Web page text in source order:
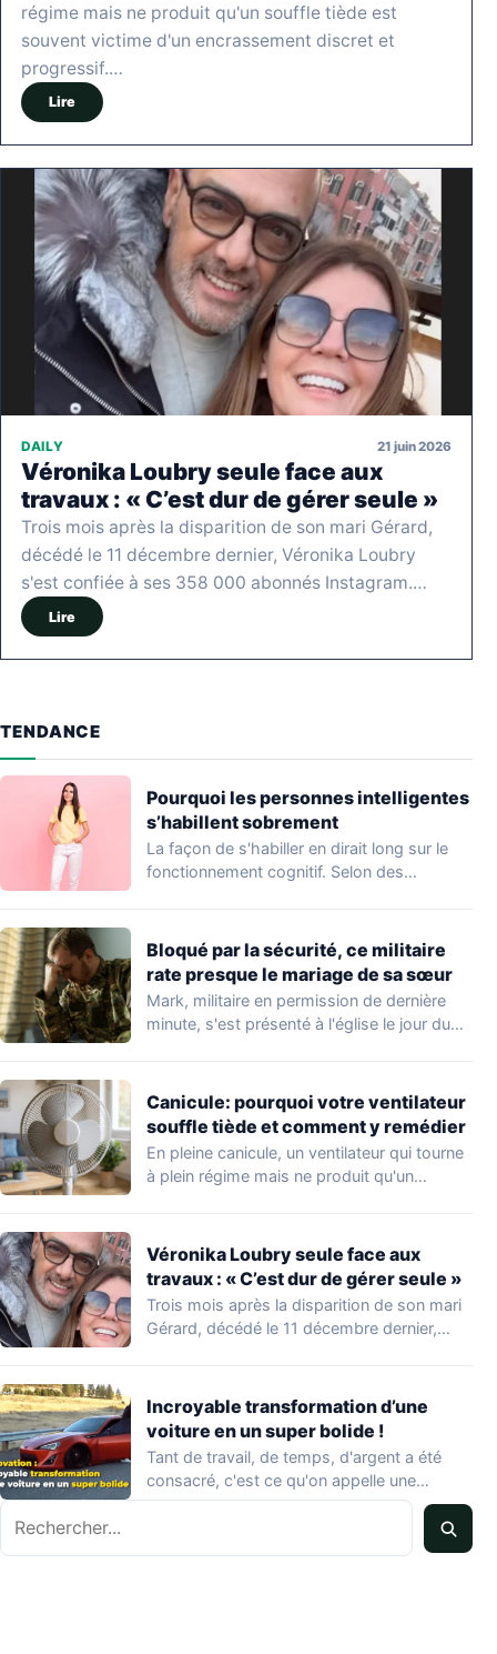
régime mais ne produit qu'un souffle tiède est
souvent victime d'un encrassement discret et
progressif.…
Lire
DAILY 21 juin 2026
Véronika Loubry seule face aux
travaux : « C’est dur de gérer seule »
Trois mois après la disparition de son mari Gérard,
décédé le 11 décembre dernier, Véronika Loubry
s'est confiée à ses 358 000 abonnés Instagram.…
Lire
TENDANCE
Pourquoi les personnes intelligentes
s’habillent sobrement
La façon de s'habiller en dirait long sur le
fonctionnement cognitif. Selon des
Bloqué par la sécurité, ce militaire
rate presque le mariage de sa sœur
Mark, militaire en permission de dernière
minute, s'est présenté à l'église le jour du…
Canicule: pourquoi votre ventilateur
souffle tiède et comment y remédier
En pleine canicule, un ventilateur qui tourne
à plein régime mais ne produit qu'un…
Véronika Loubry seule face aux
travaux : « C’est dur de gérer seule »
Trois mois après la disparition de son mari
Gérard, décédé le 11 décembre dernier,…
Incroyable transformation d’une
voiture en un super bolide !
Tant de travail, de temps, d'argent a été
consacré, c'est ce qu'on appelle une…